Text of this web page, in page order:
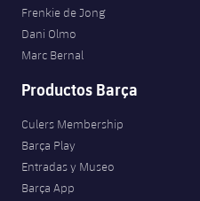
Frenkie de Jong
Dani Olmo
Marc Bernal
Productos Barça
Culers Membership
Barça Play
Entradas y Museo
Barça App